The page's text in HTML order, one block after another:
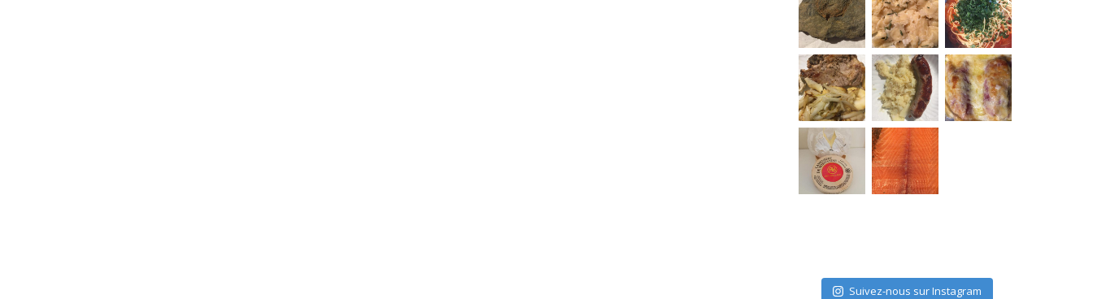
Suivez-nous sur Instagram